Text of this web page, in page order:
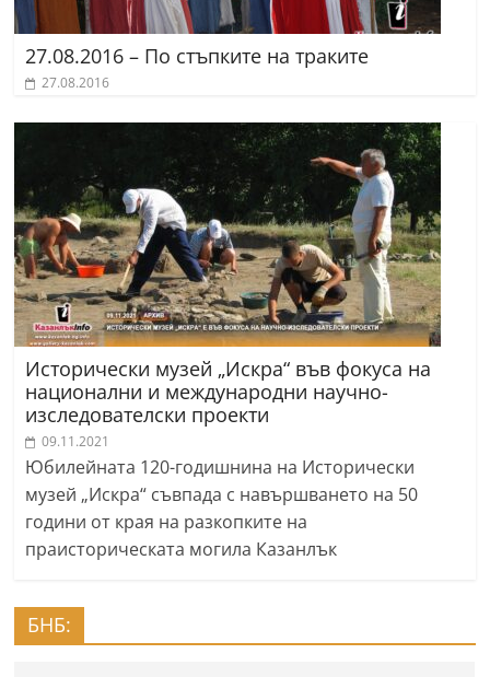
27.08.2016 – По стъпките на траките
27.08.2016
Исторически музей „Искра“ във фокуса на
национални и международни научно-
изследователски проекти
09.11.2021
Юбилейната 120-годишнина на Исторически
музей „Искра“ съвпада с навършването на 50
години от края на разкопките на
праисторическата могила Казанлък
БНБ: